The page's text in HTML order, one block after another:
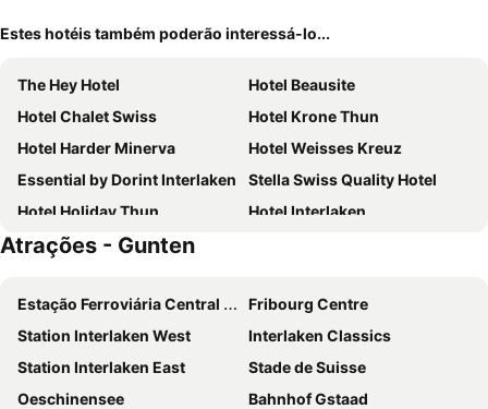
Estes hotéis também poderão interessá-lo...
The Hey Hotel
Hotel Beausite
Hotel Chalet Swiss
Hotel Krone Thun
Hotel Harder Minerva
Hotel Weisses Kreuz
Essential by Dorint Interlaken
Stella Swiss Quality Hotel
Hotel Holiday Thun
Hotel Interlaken
Hotel Crystal
Hotel Du Lac
Historisches Hotel Bären
Hotel Central Continental
Hotel Berghof Amaranth
Alpina Boutique Hotel Interlaken - Ringgenberg - Adults only !
Hotel Bernerhof
Waldhotel Unspunnen
Mattenhof Resort
Atrações - Gunten
Estação Ferroviária Central de Berna
Fribourg Centre
Station Interlaken West
Interlaken Classics
Station Interlaken East
Stade de Suisse
Oeschinensee
Bahnhof Gstaad